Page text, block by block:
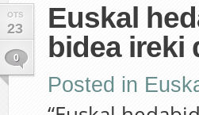
OTS
23
0
Euskal
bidea ireki
Posted in